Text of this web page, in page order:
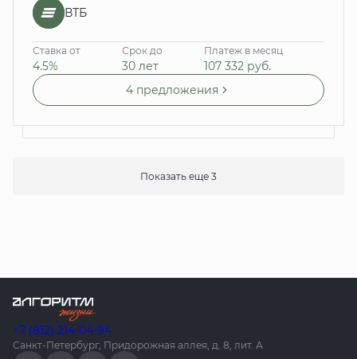
ВТБ
Ставка от
4.5%
Срок до
30 лет
Платеж в месяц
107 332 руб.
4 предложения
Показать еще 3
+7 (812) 214-04-94
Санкт-Петербург, Придорожная аллея, д. 8, лит. А